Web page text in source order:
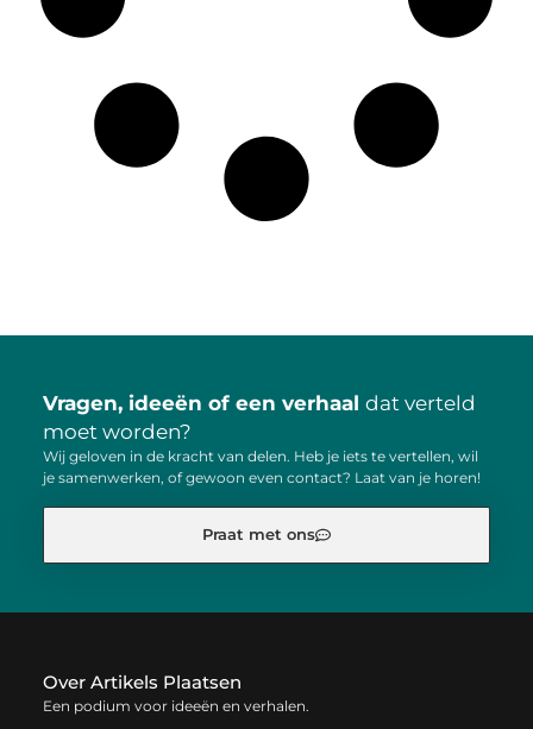
Vragen, ideeën of een verhaal dat verteld
moet worden?
Wij geloven in de kracht van delen. Heb je iets te vertellen, wil
je samenwerken, of gewoon even contact? Laat van je horen!
Praat met ons
Over Artikels Plaatsen
Een podium voor ideeën en verhalen.